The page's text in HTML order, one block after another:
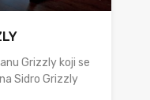
Grizzly koji se
Sidro Grizzly